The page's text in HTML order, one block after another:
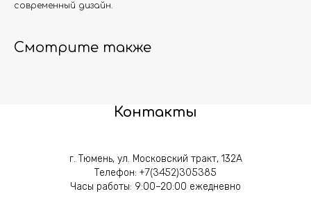
современный дизайн.
Смотрите также
Контакты
г. Тюмень, ул. Московский тракт, 132А
Телефон: +7(3452)305385
Часы работы: 9:00–20:00 ежедневно